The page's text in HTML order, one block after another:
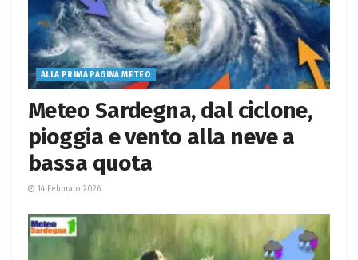
ALLA PRIMA PAGINA METEO
Meteo Sardegna, dal ciclone,
pioggia e vento alla neve a
bassa quota
14 Febbraio 2026